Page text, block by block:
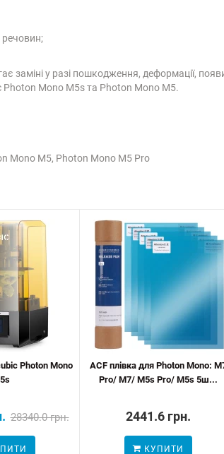
речовин;
заміні у разі пошкодження, деформації,
Mono M5s та Photon Mono M5.
Mono M5, Photon Mono M5 Pro
Photon Mono
28340.0 грн.
ACF плівка для Photon Mono:
Pro/ M7/ M5s Pro/ M5s 5ш...
2441.6 грн.
КУПИТИ